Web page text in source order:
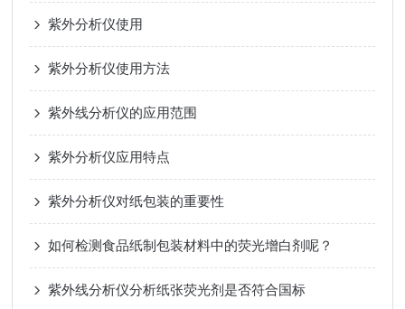
紫外分析仪使用
紫外分析仪使用方法
紫外线分析仪的应用范围
紫外分析仪应用特点
紫外分析仪对纸包装的重要性
如何检测食品纸制包装材料中的荧光增白剂呢？
紫外线分析仪分析纸张荧光剂是否符合国标